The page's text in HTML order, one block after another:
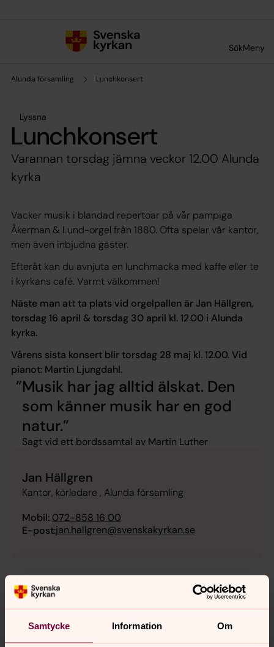
Samtycke Information Om
SökMeny
Alunda församling Lunchkonsert
Lyssna
Lunchkonsert
Varannan torsdag jämna veckor 12.00 Alunda
kyrka
Vacker musik i blandad repertoar på vår pampiga
Åkerman & Lund-orgel från 1880. Ofta spelar vår kantor,
men även inbjudna gäster.
Efteråt kan du avnjuta en lunchmacka med kaffe eller te
i kyrkans café. Varmt välkommen!
Näste man att ta plats vid orgelpallen är Jan Hällgren,
torsdag 16 april & torsdag 30 april kl. 12.00 i Alunda
kyrka.
Vårens sista konsert blir torsdag 28 maj kl. 12.00. Vid
pianot: Martin Ljungdahl.
Musik har jag alltid älskat. Den
som känner musik har en god
natur.
Sagt vid ett bordssamtal av Martin Luther
Jan Hällgren
Kantor, körledare , Alunda församling
Mobil: 072-858 16 00
E-post:jan.hallgren@svenskakyrkan.se
Senast ändrad 8 april 2026
Synpunkter eller frågor på sidans
innehåll?